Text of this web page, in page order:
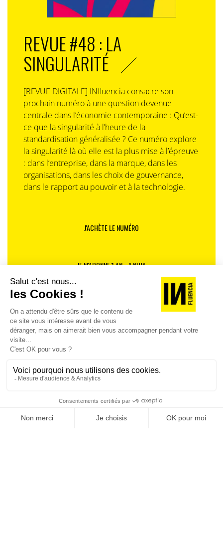
REVUE #48 : LA
SINGULARITÉ
[REVUE DIGITALE] INfluencia consacre son
prochain numéro à une question devenue
centrale dans l’économie contemporaine : Qu’est-
ce que la singularité à l’heure de la
standardisation généralisée ? Ce numéro explore
la singularité là où elle est la plus mise à l’épreuve
: dans l’entreprise, dans la marque, dans les
organisations, dans les choix de gouvernance,
dans le rapport au pouvoir et à la technologie.
J'ACHÈTE LE NUMÉRO
JE M'ABONNE 1 AN - 4 NUM.
JE DÉCOUVRE LES NUMÉROS PRÉCÉDENTS
Je suis déjà abonné(e) :je consulte la revue en